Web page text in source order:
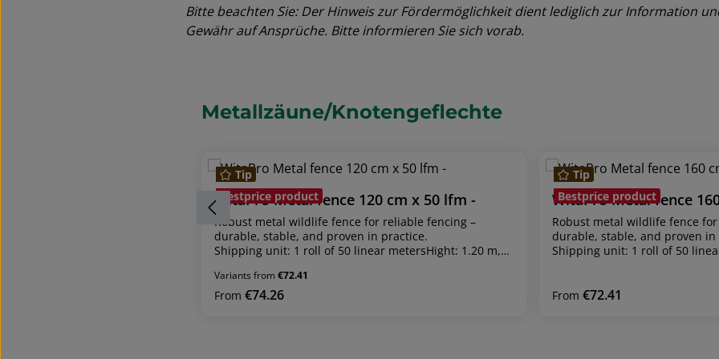
Bitte beachten Sie: Der Hinweis zur Fördermöglichkeit dient lediglich zur Information
Gewähr auf Ansprüche. Bitte informieren Sie sich vorab.
Skip product gallery
Metallzäune/Knotengeflechte
Tip
Bestprice product
WitaPro Metal fence 120 cm x 50 lfm -
Robust metal wildlife fence for reliable fencing –
durable, stable, and proven in practice.
Shipping unit: 1 roll of 50 linear metersHight: 1.20 m,
and 2 mProvides reliable protection for forestry and
agricultural areas, as well as site security.Impresses
Variants from €72.41
Regular price:
From €74.26
Tip
Bestprice product
WitaPro Metal fence
Robust metal wildlife fence
durable, stable, and proven in
Shipping unit: 1 roll of 50
agricultural areas, as well as
Regular price:
From €72.41